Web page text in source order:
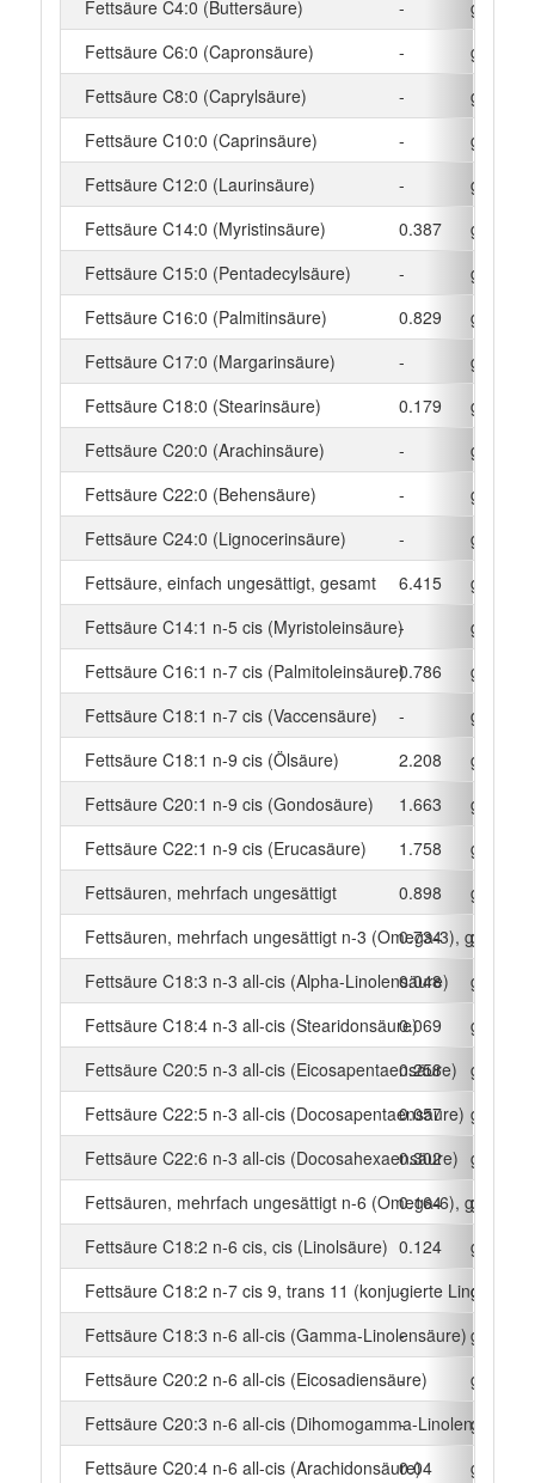
Fettsäure C4:0 (Buttersäure)
-
g
Fettsäure C6:0 (Capronsäure)
-
g
Fettsäure C8:0 (Caprylsäure)
-
g
Fettsäure C10:0 (Caprinsäure)
-
g
Fettsäure C12:0 (Laurinsäure)
-
g
Fettsäure C14:0 (Myristinsäure)
0.387
g
Fettsäure C15:0 (Pentadecylsäure)
-
g
Fettsäure C16:0 (Palmitinsäure)
0.829
g
Fettsäure C17:0 (Margarinsäure)
-
g
Fettsäure C18:0 (Stearinsäure)
0.179
g
Fettsäure C20:0 (Arachinsäure)
-
g
Fettsäure C22:0 (Behensäure)
-
g
Fettsäure C24:0 (Lignocerinsäure)
-
g
Fettsäure, einfach ungesättigt, gesamt
6.415
g
Fettsäure C14:1 n-5 cis (Myristoleinsäure)-
g
Fettsäure C16:1 n-7 cis (Palmitoleinsäure)0.786
g
Fettsäure C18:1 n-7 cis (Vaccensäure)
-
g
Fettsäure C18:1 n-9 cis (Ölsäure)
2.208
g
Fettsäure C20:1 n-9 cis (Gondosäure)
1.663
g
Fettsäure C22:1 n-9 cis (Erucasäure)
1.758
g
Fettsäuren, mehrfach ungesättigt
0.898
g
Fettsäuren, mehrfach ungesättigt n-3 (Omega-3), gesamt
0.734
g
Fettsäure C18:3 n-3 all-cis (Alpha-Linolensäure)
0.048
g
Fettsäure C18:4 n-3 all-cis (Stearidonsäure)0.069
g
Fettsäure C20:5 n-3 all-cis (Eicosapentaensäure)
0.258
g
Fettsäure C22:5 n-3 all-cis (Docosapentaensäure)
0.057
g
Fettsäure C22:6 n-3 all-cis (Docosahexaensäure)
0.302
g
Fettsäuren, mehrfach ungesättigt n-6 (Omega-6), gesamt
0.164
g
Fettsäure C18:2 n-6 cis, cis (Linolsäure) 0.124
g
Fettsäure C18:2 n-7 cis 9, trans 11 (konjugierte Linolsäure)
-
g
Fettsäure C18:3 n-6 all-cis (Gamma-Linolensäure)
-
g
Fettsäure C20:2 n-6 all-cis (Eicosadiensäure)
-
g
Fettsäure C20:3 n-6 all-cis (Dihomogamma-Linolensäure)
-
g
Fettsäure C20:4 n-6 all-cis (Arachidonsäure)
0.04
g